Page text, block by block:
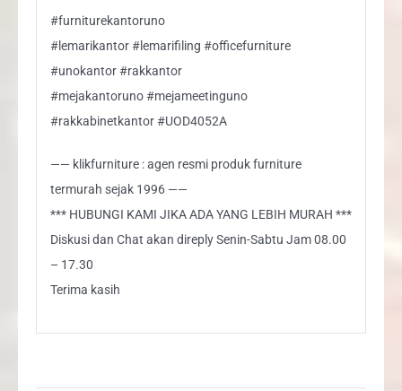
#furniturekantoruno
#lemarikantor #lemarifiling #officefurniture
#unokantor #rakkantor
#mejakantoruno #mejameetinguno
#rakkabinetkantor #UOD4052A
—— klikfurniture : agen resmi produk furniture
termurah sejak 1996 ——
*** HUBUNGI KAMI JIKA ADA YANG LEBIH MURAH ***
Diskusi dan Chat akan direply Senin-Sabtu Jam 08.00
– 17.30
Terima kasih